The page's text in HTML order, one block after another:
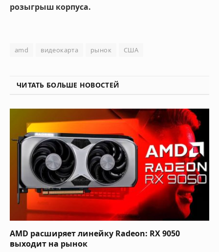
розыгрыш корпуса.
amd видеокарта рынок США
ЧИТАТЬ БОЛЬШЕ НОВОСТЕЙ
AMD расширяет линейку Radeon: RX 9050
выходит на рынок